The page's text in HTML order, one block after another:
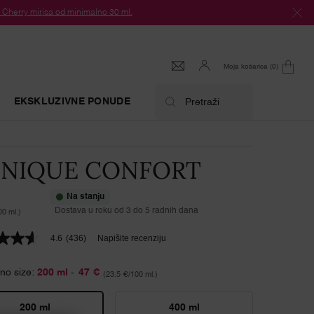
Cherry mirisa od minimalno 30 ml.
Moja košarica 0
0 proizvod
EKSKLUZIVNE PONUDE Pretraži
CONFORT
ml.)
Na stanju
Dostava u roku od 3 do 5 radnih dana
4.6 (436) Napišite recenziju
size: 200 ml - 47 € (23.5 €/100 ml.)
200 ml
400 ml